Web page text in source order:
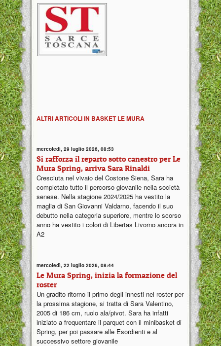
ALTRI ARTICOLI IN BASKET LE MURA
mercoledì, 29 luglio 2026, 08:53
Si rafforza il reparto sotto canestro per Le
Mura Spring, arriva Sara Rinaldi
Cresciuta nel vivaio del Costone Siena, Sara ha
completato tutto il percorso giovanile nella società
senese. Nella stagione 2024/2025 ha vestito la
maglia di San Giovanni Valdarno, facendo il suo
debutto nella categoria superiore, mentre lo scorso
anno ha vestito i colori di Libertas Livorno ancora in
A2
mercoledì, 22 luglio 2026, 08:44
Le Mura Spring, inizia la formazione del
roster
Un gradito ritorno il primo degli innesti nel roster per
la prossima stagione, si tratta di Sara Valentino,
2005 di 186 cm, ruolo ala/pivot. Sara ha infatti
iniziato a frequentare il parquet con il minibasket di
Spring, per poi passare alle Esordienti e al
successivo settore giovanile